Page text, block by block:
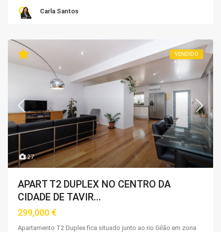
Carla Santos
27
VENDIDO
APART T2 DUPLEX NO CENTRO DA
CIDADE DE TAVIR...
299,000 €
Apartamento T2 Duplex fica situado junto ao rio Gilão em zona